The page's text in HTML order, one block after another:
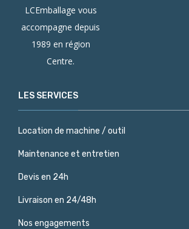
LCEmballage vous
accompagne depuis
1989 en région
Centre.
LES SERVICES
Location de machine / outil
Maintenance et entretien
Devis en 24h
Livraison en 24/48h
Nos engagements